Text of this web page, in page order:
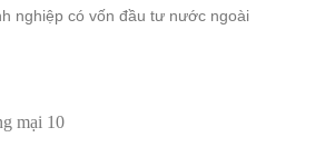
nghiệp có vốn đầu tư nước ngoài